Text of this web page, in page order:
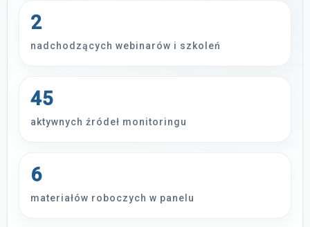
2
nadchodzących webinarów i szkoleń
45
aktywnych źródeł monitoringu
6
materiałów roboczych w panelu